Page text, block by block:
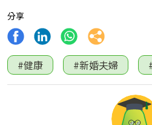
分享
#健康 #新婚夫婦